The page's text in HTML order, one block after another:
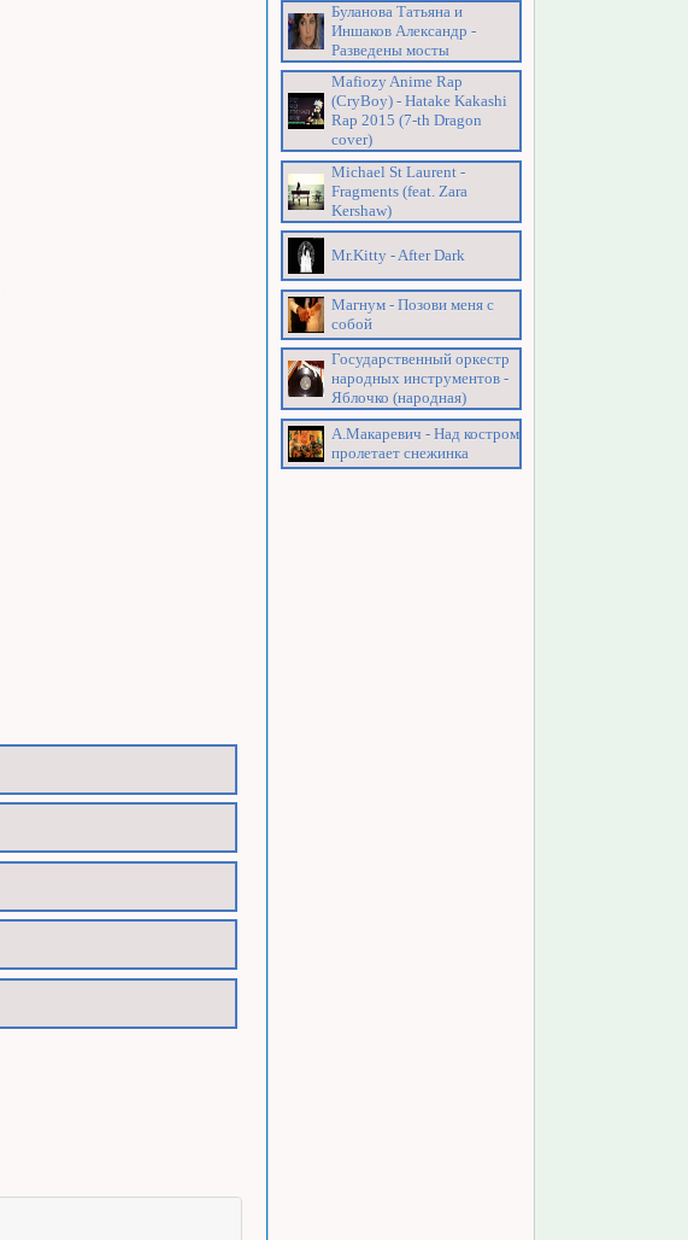
Буланова Татьяна и
Иншаков Александр -
Разведены мосты
Mafiozy Anime Rap
(CryBoy) - Hatake Kakashi
Rap 2015 (7-th Dragon
cover)
Michael St Laurent -
Fragments (feat. Zara
Kershaw)
Mr.Kitty - After Dark
Магнум - Позови меня с
собой
Государственный оркестр
народных инструментов -
Яблочко (народная)
А.Макаревич - Над костром
пролетает снежинка